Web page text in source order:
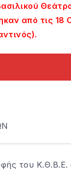
από τις
του